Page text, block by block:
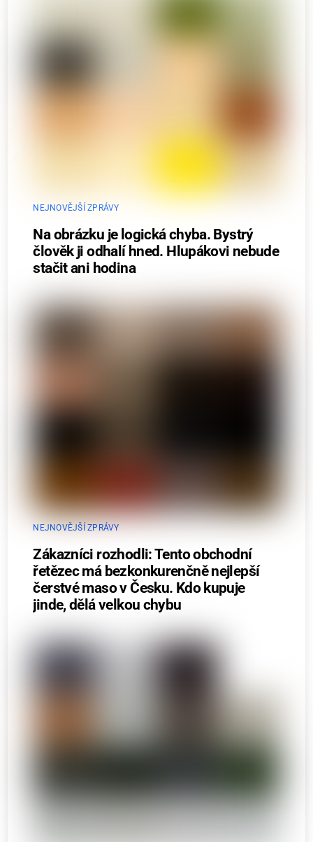
NEJNOVĚJŠÍ ZPRÁVY
Na obrázku je logická chyba. Bystrý
člověk ji odhalí hned. Hlupákovi nebude
stačit ani hodina
NEJNOVĚJŠÍ ZPRÁVY
Zákazníci rozhodli: Tento obchodní
řetězec má bezkonkurenčně nejlepší
čerstvé maso v Česku. Kdo kupuje
jinde, dělá velkou chybu